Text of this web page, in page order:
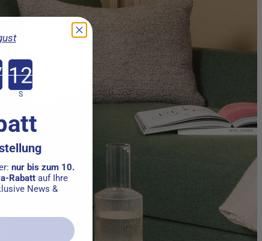
ends in:
S
nur bis zum 10.
Rabatt auf Ihre
News &